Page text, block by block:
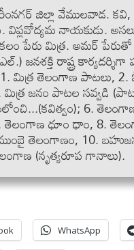
జిల్లా వేములవాడ.
విప్లవోద్యమ నాయకుడు.
పేరు మిత్ర. అమర్ పేరుతో
జనశక్తి రాష్ట్ర
1. మిత్ర తెలంగాణ పాటలు, 2.
మిత్ర జనం పాటల సవ్వడి
6.
తెలంగాణ ధూం ధాం, 8.
తెలంగాణం, 10.
(నృత్యరూప గానాలు).
WhatsApp